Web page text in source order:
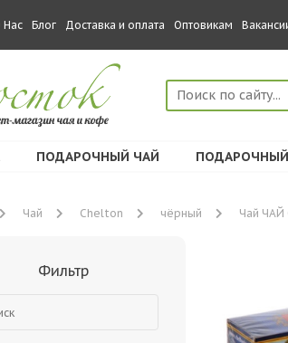
Нас Блог Доставка и оплата Оптовикам
ПОДАРОЧНЫЙ ЧАЙ
Чай Chelton чёрный Чай ЧАЙ
Фильтр